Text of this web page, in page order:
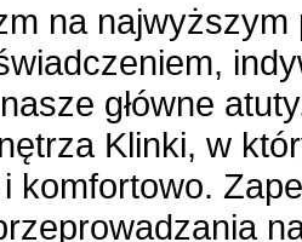
na
główne
Klinki, w
komfortowo.